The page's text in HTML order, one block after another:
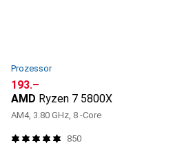
Prozessor
CHF
193.–
AMD Ryzen 7 5800X
AM4, 3.80 GHz, 8 -Core
850